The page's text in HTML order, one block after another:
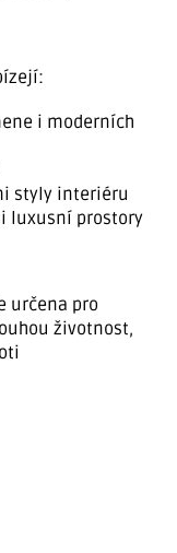
i moderních
styly interiéru
luxusní prostory
určena pro
životnost,